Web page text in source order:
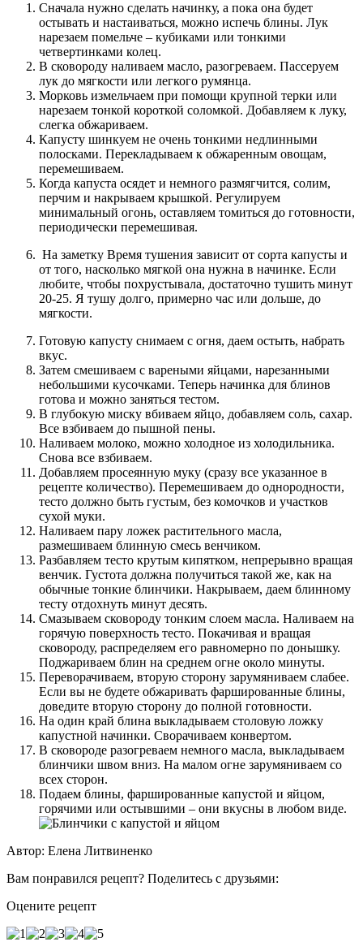
Сначала нужно сделать начинку, а пока она будет
остывать и настаиваться, можно испечь блины. Лук
нарезаем помельче – кубиками или тонкими
четвертинками колец.
В сковороду наливаем масло, разогреваем. Пассеруем
лук до мягкости или легкого румянца.
Морковь измельчаем при помощи крупной терки или
нарезаем тонкой короткой соломкой. Добавляем к луку,
слегка обжариваем.
Капусту шинкуем не очень тонкими недлинными
полосками. Перекладываем к обжаренным овощам,
перемешиваем.
Когда капуста осядет и немного размягчится, солим,
перчим и накрываем крышкой. Регулируем
минимальный огонь, оставляем томиться до готовности,
периодически перемешивая.
На заметку Время тушения зависит от сорта капусты и
от того, насколько мягкой она нужна в начинке. Если
любите, чтобы похрустывала, достаточно тушить минут
20-25. Я тушу долго, примерно час или дольше, до
мягкости.
Готовую капусту снимаем с огня, даем остыть, набрать
вкус.
Затем смешиваем с вареными яйцами, нарезанными
небольшими кусочками. Теперь начинка для блинов
готова и можно заняться тестом.
В глубокую миску вбиваем яйцо, добавляем соль, сахар.
Все взбиваем до пышной пены.
Наливаем молоко, можно холодное из холодильника.
Снова все взбиваем.
Добавляем просеянную муку (сразу все указанное в
рецепте количество). Перемешиваем до однородности,
тесто должно быть густым, без комочков и участков
сухой муки.
Наливаем пару ложек растительного масла,
размешиваем блинную смесь венчиком.
Разбавляем тесто крутым кипятком, непрерывно вращая
венчик. Густота должна получиться такой же, как на
обычные тонкие блинчики. Накрываем, даем блинному
тесту отдохнуть минут десять.
Смазываем сковороду тонким слоем масла. Наливаем на
горячую поверхность тесто. Покачивая и вращая
сковороду, распределяем его равномерно по донышку.
Поджариваем блин на среднем огне около минуты.
Переворачиваем, вторую сторону зарумяниваем слабее.
Если вы не будете обжаривать фаршированные блины,
доведите вторую сторону до полной готовности.
На один край блина выкладываем столовую ложку
капустной начинки. Сворачиваем конвертом.
В сковороде разогреваем немного масла, выкладываем
блинчики швом вниз. На малом огне зарумяниваем со
всех сторон.
Подаем блины, фаршированные капустой и яйцом,
горячими или остывшими – они вкусны в любом виде.
Автор: Елена Литвиненко
Вам понравился рецепт? Поделитесь с друзьями:
Оцените рецепт